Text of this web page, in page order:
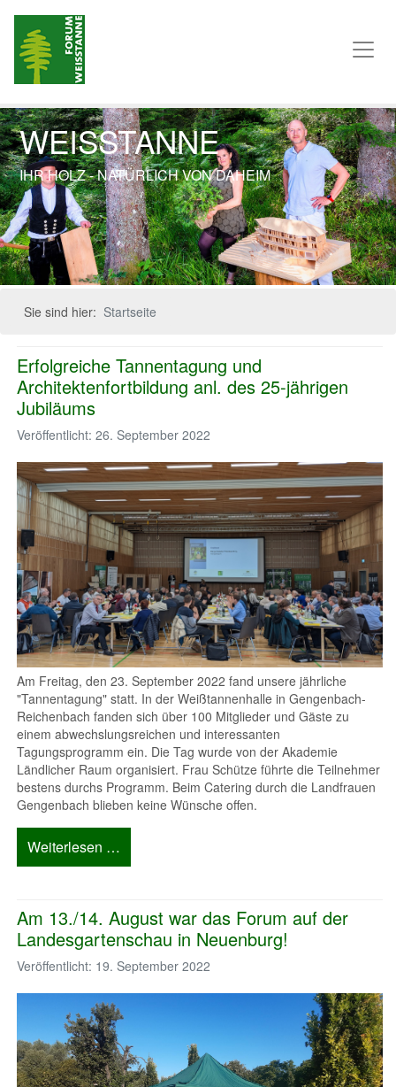
WEISSTANNE
IHR HOLZ - NATÜRLICH VON DAHEIM
Previous Next
Sie sind hier: Startseite
Erfolgreiche Tannentagung und
Architektenfortbildung anl. des 25-jährigen
Jubiläums
Veröffentlicht: 26. September 2022
Am Freitag, den 23. September 2022 fand unsere jährliche
"Tannentagung" statt. In der Weißtannenhalle in Gengenbach-
Reichenbach fanden sich über 100 Mitglieder und Gäste zu
einem abwechslungsreichen und interessanten
Tagungsprogramm ein. Die Tag wurde von der Akademie
Ländlicher Raum organisiert. Frau Schütze führte die Teilnehmer
bestens durchs Programm. Beim Catering durch die Landfrauen
Gengenbach blieben keine Wünsche offen.
Weiterlesen …
Am 13./14. August war das Forum auf der
Landesgartenschau in Neuenburg!
Veröffentlicht: 19. September 2022